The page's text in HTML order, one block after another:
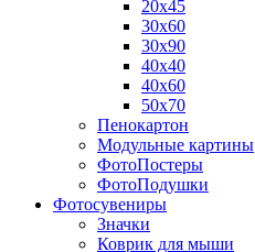
20х45
30х60
30х90
40х40
40х60
50х70
Пенокартон
Модульные картины
ФотоПостеры
ФотоПодушки
Фотоcувениры
Значки
Коврик для мыши